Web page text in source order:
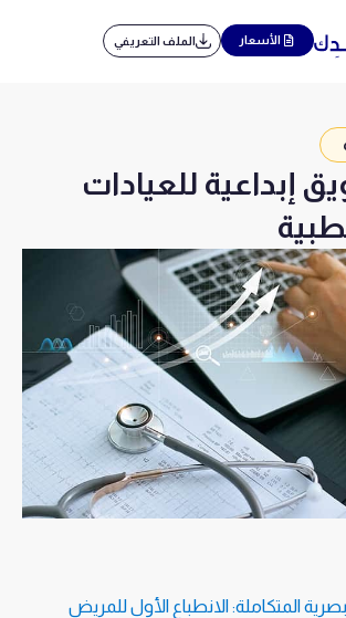
الأسعار الملف التعريفي
إبداعية للعيادات
المتكاملة: الانطباع الأول للمريض